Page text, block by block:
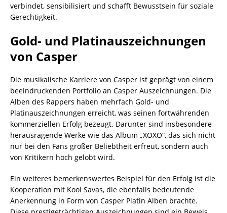
verbindet, sensibilisiert und schafft Bewusstsein für soziale
Gerechtigkeit.
Gold- und Platinauszeichnungen
von Casper
Die musikalische Karriere von Casper ist geprägt von einem
beeindruckenden Portfolio an Casper Auszeichnungen. Die
Alben des Rappers haben mehrfach Gold- und
Platinauszeichnungen erreicht, was seinen fortwährenden
kommerziellen Erfolg bezeugt. Darunter sind insbesondere
herausragende Werke wie das Album „XOXO“, das sich nicht
nur bei den Fans großer Beliebtheit erfreut, sondern auch
von Kritikern hoch gelobt wird.
Ein weiteres bemerkenswertes Beispiel für den Erfolg ist die
Kooperation mit Kool Savas, die ebenfalls bedeutende
Anerkennung in Form von Casper Platin Alben brachte.